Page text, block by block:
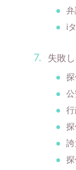
i
失敗